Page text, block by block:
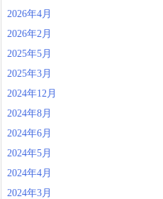
2026年4月
2026年2月
2025年5月
2025年3月
2024年12月
2024年8月
2024年6月
2024年5月
2024年4月
2024年3月